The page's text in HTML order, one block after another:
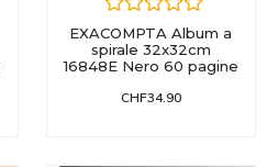
EXACOMPTA Album a
spirale 32x32cm
16848E Nero 60 pagine
CHF34.90